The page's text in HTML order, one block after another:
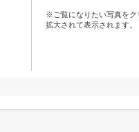
※ご覧になりたい写真をク
拡大されて表示されます。